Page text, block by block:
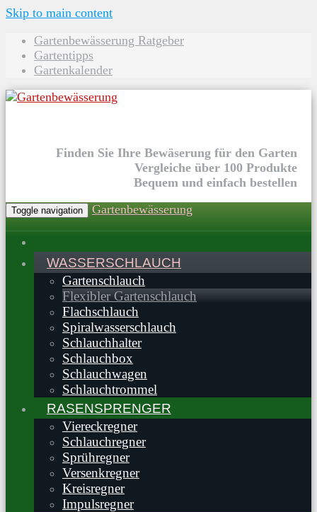
Skip to main content
Gartenbewässerung Ratgeber
Gartentipps
Gartenkalender
Finden Sie Ihre Bewäserung für den Garten
Vergleiche über 100 Produkte
Bequem und einfach bestellen
Toggle navigation Gartenbewässerung
WASSERSCHLAUCH
Gartenschlauch
Flexibler Gartenschlauch
Flachschlauch
Spiralwasserschlauch
Schlauchhalter
Schlauchbox
Schlauchwagen
Schlauchtrommel
RASENSPRENGER
Viereckregner
Schlauchregner
Sprühregner
Versenkregner
Kreisregner
Impulsregner